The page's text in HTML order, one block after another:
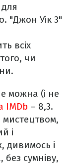
"Джон Уік 3"
всіх
чи
можна (і не
IMDb – 8,3.
і
дивимось і
без сумніву,